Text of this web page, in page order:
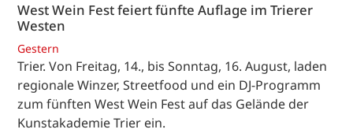
West Wein Fest feiert fünfte Auflage im Trierer
Westen
Gestern
Trier. Von Freitag, 14., bis Sonntag, 16. August, laden
regionale Winzer, Streetfood und ein DJ-Programm
zum fünften West Wein Fest auf das Gelände der
Kunstakademie Trier ein.